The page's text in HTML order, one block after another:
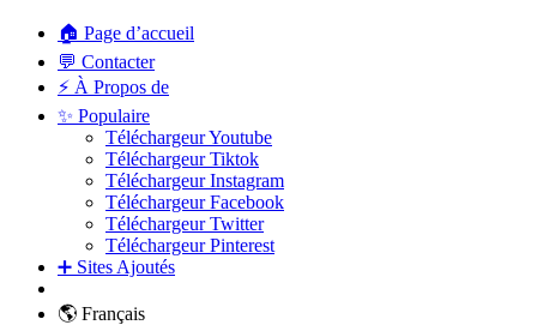
🏠 Page d’accueil
💬 Contacter
⚡ À Propos de
✨ Populaire
Téléchargeur Youtube
Téléchargeur Tiktok
Téléchargeur Instagram
Téléchargeur Facebook
Téléchargeur Twitter
Téléchargeur Pinterest
➕ Sites Ajoutés
🌎 Français